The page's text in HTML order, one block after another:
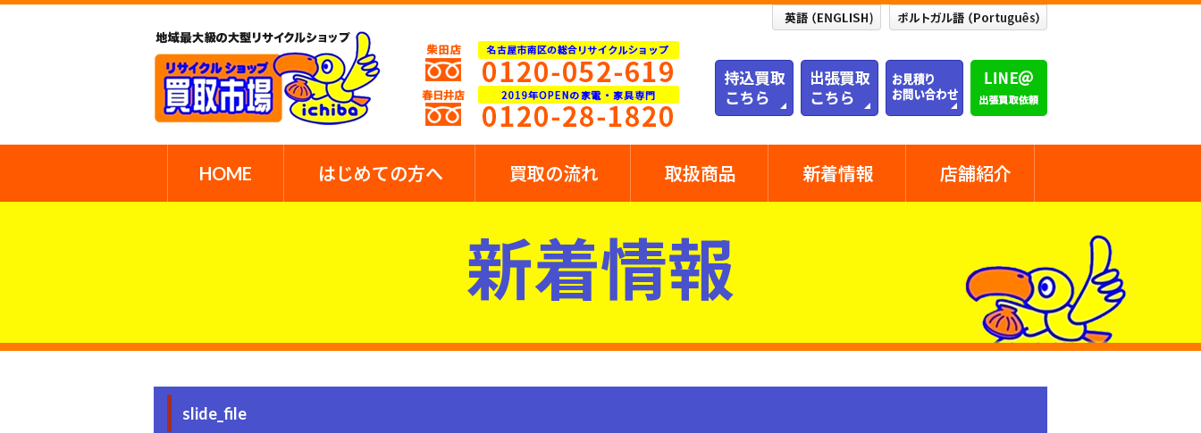
HOME はじめての方へ 買取の流れ 取扱商品 新着情報 店舗紹介
新着情報
slide_file